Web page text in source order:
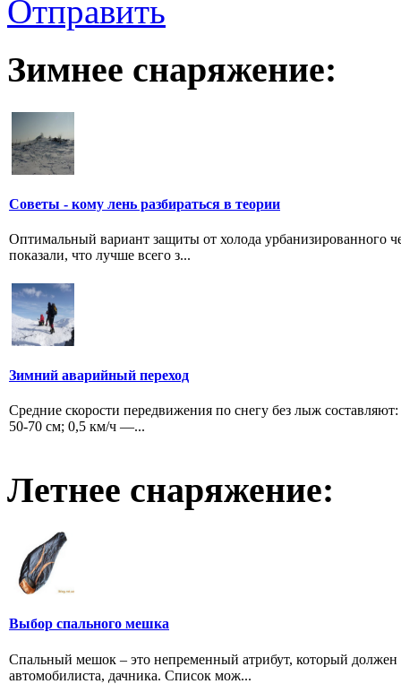
Отправить
Зимнее снаряжение:
Советы - кому лень разбираться в теории
Оптимальный вариант защиты от холода урбанизированного
показали, что лучше всего з...
Зимний аварийный переход
Средние скорости передвижения по снегу без лыж
50-70 см; 0,5 км/ч —...
Летнее снаряжение:
Выбор спального мешка
Спальный мешок – это непременный атрибут, который
автомобилиста, дачника. Список мож...